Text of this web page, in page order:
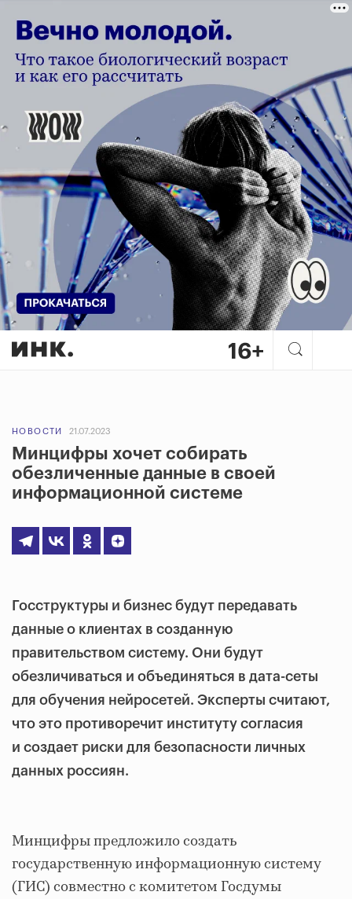
НОВОСТИ 21.07.2023
Минцифры хочет собирать
обезличенные данные в своей
информационной системе
Госструктуры и бизнес будут передавать
данные о клиентах в созданную
правительством систему. Они будут
обезличиваться и объединяться в дата-сеты
для обучения нейросетей. Эксперты считают,
что это противоречит институту согласия
и создает риски для безопасности личных
данных россиян.
Минцифры предложило создать
государственную информационную систему
(ГИС) совместно с комитетом Госдумы